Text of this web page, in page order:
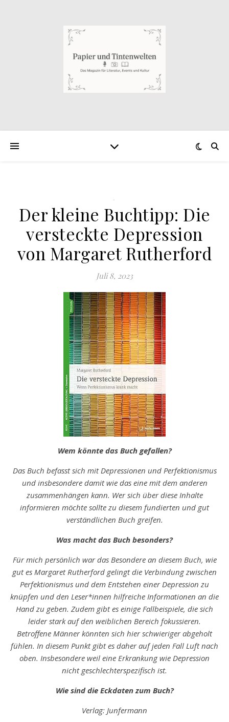
.
Der kleine Buchtipp: Die
versteckte Depression
von Margaret Rutherford
Juli 8, 2023
Wem könnte das Buch gefallen?
Das Buch befasst sich mit Depressionen und Perfektionismus
und insbesondere damit wie das eine mit dem anderen
zusammenhängen kann. Wer sich über diese Inhalte
informieren möchte sollte zu diesem fundierten und gut
verständlichen Buch greifen.
Was macht das Buch besonders?
Für mich persönlich war das Besondere an diesem Buch, wie
gut es Margaret Rutherford gelingt die Verbindung zwischen
Perfektionismus und dem Entstehen einer Depression zu
knüpfen und den Leser*innen hilfreiche Informationen an die
Hand zu geben. Zudem gibt es einige Fallbeispiele, die sich
leider stark auf den weiblichen Bereich fokussieren.
Betroffene Männer könnten sich hier schwieriger abgeholt
fühlen. In diesem Punkt gibt es daher auf jeden Fall Luft nach
oben. Insbesondere weil eine Erkrankung wie Depression
nicht geschlechterspezifisch ist.
Wie sind die Eckdaten zum Buch?
Verlag: Junfermann